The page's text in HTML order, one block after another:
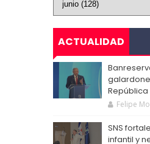
ACTUALIDAD
Felipe
SNS
infantil y